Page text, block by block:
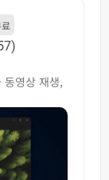
영상 재생,